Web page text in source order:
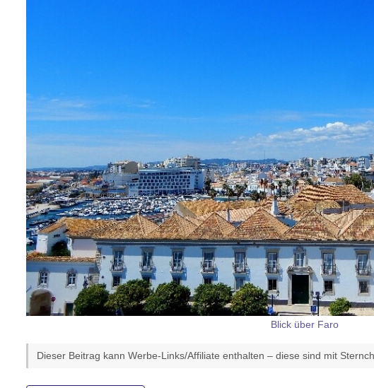
Blick über Faro
Dieser Beitrag kann Werbe-Links/Affiliate enthalten – diese sind mit